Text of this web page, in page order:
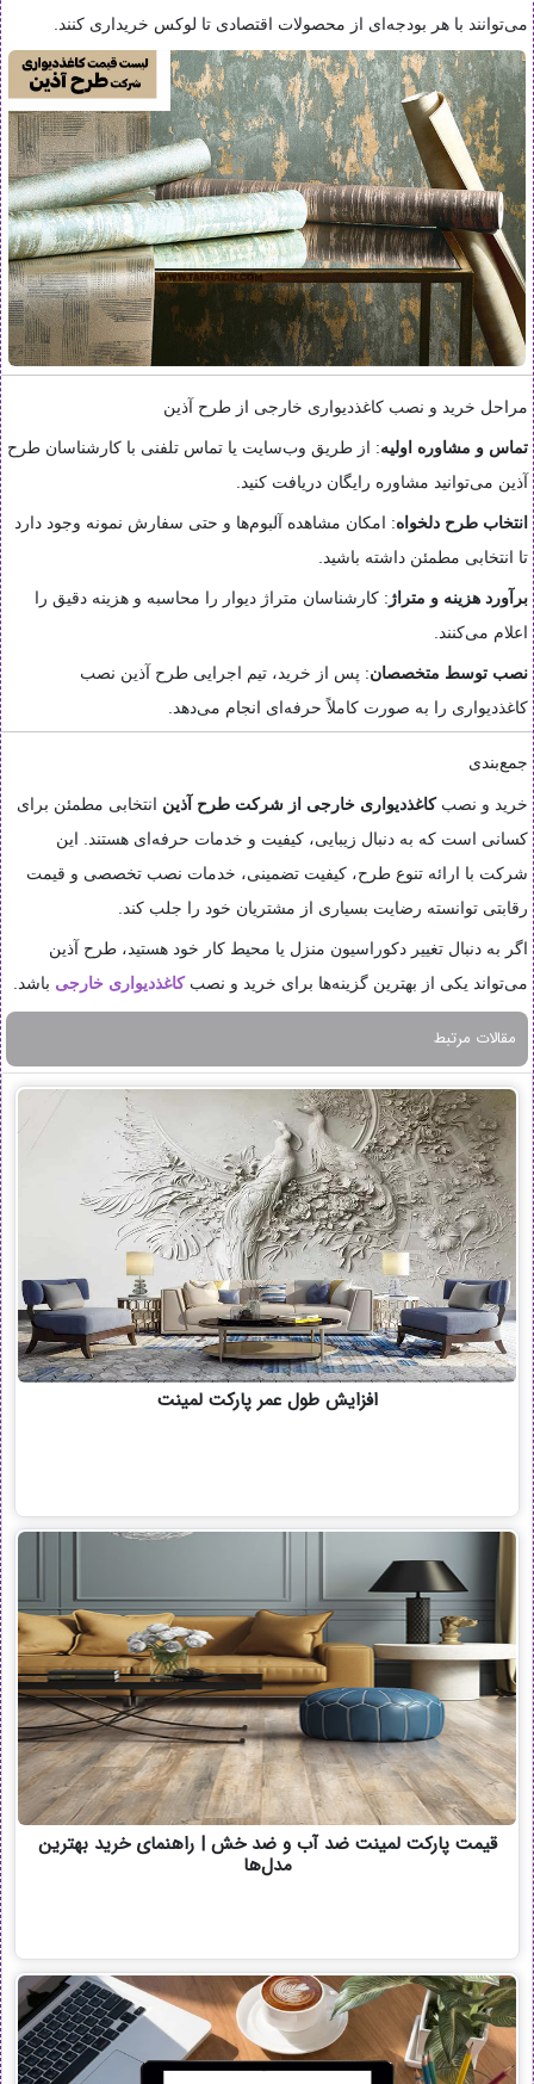
می‌توانند با هر بودجه‌ای از محصولات اقتصادی تا لوکس خریداری کنند.
مراحل خرید و نصب کاغذدیواری خارجی از طرح آذین
تماس و مشاوره اولیه: از طریق وب‌سایت یا تماس تلفنی با کارشناسان طرح
آذین می‌توانید مشاوره رایگان دریافت کنید.
انتخاب طرح دلخواه: امکان مشاهده آلبوم‌ها و حتی سفارش نمونه وجود دارد
تا انتخابی مطمئن داشته باشید.
برآورد هزینه و متراژ : کارشناسان متراژ دیوار را محاسبه و هزینه دقیق را
اعلام می‌کنند.
نصب توسط متخصصان: پس از خرید، تیم اجرایی طرح آذین نصب
کاغذدیواری را به صورت کاملاً حرفه‌ای انجام می‌دهد.
جمع‌بندی
خرید و نصبکاغذدیواری خارجی از شرکت طرح آذین انتخابی مطمئن برای
کسانی است که به دنبال زیبایی، کیفیت و خدمات حرفه‌ای هستند. این
شرکت با ارائه تنوع طرح، کیفیت تضمینی، خدمات نصب تخصصی و قیمت
رقابتی توانسته رضایت بسیاری از مشتریان خود را جلب کند.
اگر به دنبال تغییر دکوراسیون منزل یا محیط کار خود هستید، طرح آذین
می‌تواند یکی از بهترین گزینه‌ها برای خرید و نصبکاغذدیواری خارجی باشد.
مقالات مرتبط
افزایش طول عمر پارکت لمینت
قیمت پارکت لمینت ضد آب و ضد خش | راهنمای خرید بهترین
مدل‌ها